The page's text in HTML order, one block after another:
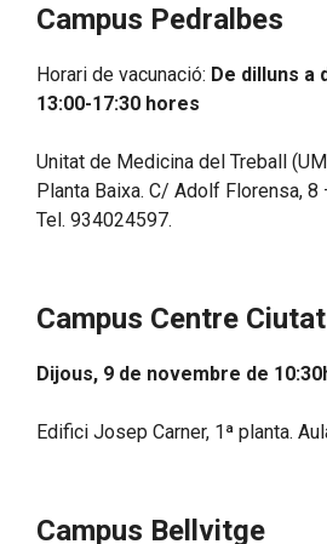
Campus Pedralbes
Horari de vacunació: De dilluns a
13:00-17:30 hores
Unitat de Medicina del Treball
Planta Baixa. C/ Adolf Florensa, 8
Tel. 934024597.
Campus Centre Ciutat
Dijous, 9 de novembre de
Edifici Josep Carner, 1ª planta.
Campus Bellvitge